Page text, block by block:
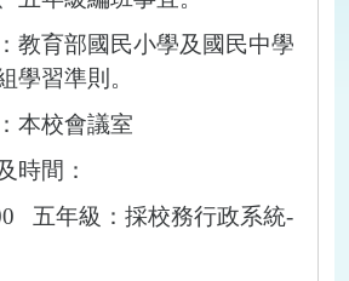
教育部國民小學及國民中學
學習準則。
本校會議室
時間：
五年級：採校務行政系統-